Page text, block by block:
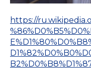
https://